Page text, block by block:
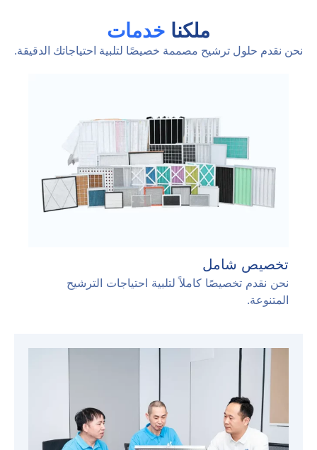
ملكنا خدمات
نحن نقدم حلول ترشيح مصممة خصيصًا لتلبية احتياجاتك الدقيقة.
تخصيص شامل
نحن نقدم تخصيصًا كاملاً لتلبية احتياجات الترشيح
المتنوعة.